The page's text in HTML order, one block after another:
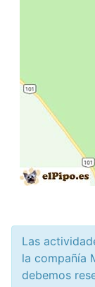
Las
la compañía
debemos